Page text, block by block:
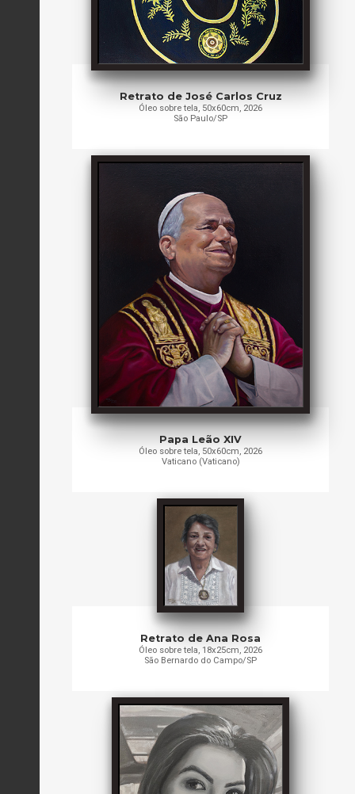
Retrato de José Carlos Cruz
Óleo sobre tela, 50x60cm, 2026
São Paulo/SP
Papa Leão XIV
Óleo sobre tela, 50x60cm, 2026
Vaticano (Vaticano)
Retrato de Ana Rosa
Óleo sobre tela, 18x25cm, 2026
São Bernardo do Campo/SP